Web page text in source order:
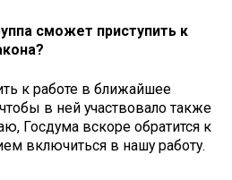
сможет приступить к
к работе в ближайшее
в ней участвовало также
Госдума вскоре обратится к
включиться в нашу работу.